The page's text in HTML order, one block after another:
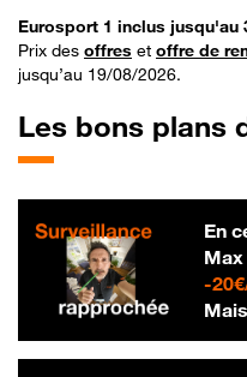
Eurosport 1 inclus jusqu'au
Prix des offres et offre de
jusqu’au 19/08/2026.
Les bons plans
En
-